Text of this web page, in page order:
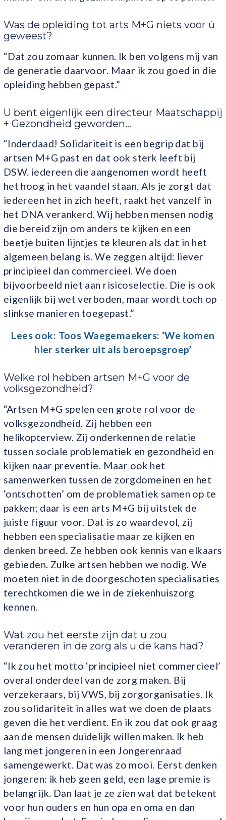
Was de opleiding tot arts M+G niets voor ú
geweest?
“Dat zou zomaar kunnen. Ik ben volgens mij van
de generatie daarvoor. Maar ik zou goed in die
opleiding hebben gepast.”
U bent eigenlijk een directeur Maatschappij
+ Gezondheid geworden…
“Inderdaad! Solidariteit is een begrip dat bij
artsen M+G past en dat ook sterk leeft bij
DSW. iedereen die aangenomen wordt heeft
het hoog in het vaandel staan. Als je zorgt dat
iedereen het in zich heeft, raakt het vanzelf in
het DNA verankerd. Wij hebben mensen nodig
die bereid zijn om anders te kijken en een
beetje buiten lijntjes te kleuren als dat in het
algemeen belang is. We zeggen altijd: liever
principieel dan commercieel. We doen
bijvoorbeeld niet aan risicoselectie. Die is ook
eigenlijk bij wet verboden, maar wordt toch op
slinkse manieren toegepast.”
Lees ook: Toos Waegemaekers: ‘We komen
hier sterker uit als beroepsgroep’
Welke rol hebben artsen M+G voor de
volksgezondheid?
“Artsen M+G spelen een grote rol voor de
volksgezondheid. Zij hebben een
helikopterview. Zij onderkennen de relatie
tussen sociale problematiek en gezondheid en
kijken naar preventie. Maar ook het
samenwerken tussen de zorgdomeinen en het
‘ontschotten’ om de problematiek samen op te
pakken; daar is een arts M+G bij uitstek de
juiste figuur voor. Dat is zo waardevol, zij
hebben een specialisatie maar ze kijken en
denken breed. Ze hebben ook kennis van elkaars
gebieden. Zulke artsen hebben we nodig. We
moeten niet in de doorgeschoten specialisaties
terechtkomen die we in de ziekenhuiszorg
kennen.
Wat zou het eerste zijn dat u zou
veranderen in de zorg als u de kans had?
“Ik zou het motto ‘principieel niet commercieel’
overal onderdeel van de zorg maken. Bij
verzekeraars, bij VWS, bij zorgorganisaties. Ik
zou solidariteit in alles wat we doen de plaats
geven die het verdient. En ik zou dat ook graag
aan de mensen duidelijk willen maken. Ik heb
lang met jongeren in een Jongerenraad
samengewerkt. Dat was zo mooi. Eerst denken
jongeren: ik heb geen geld, een lage premie is
belangrijk. Dan laat je ze zien wat dat betekent
voor hun ouders en hun opa en oma en dan